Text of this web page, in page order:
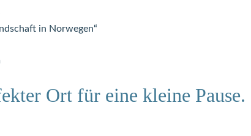
in Norwegen“
Ort für eine kleine Pause.